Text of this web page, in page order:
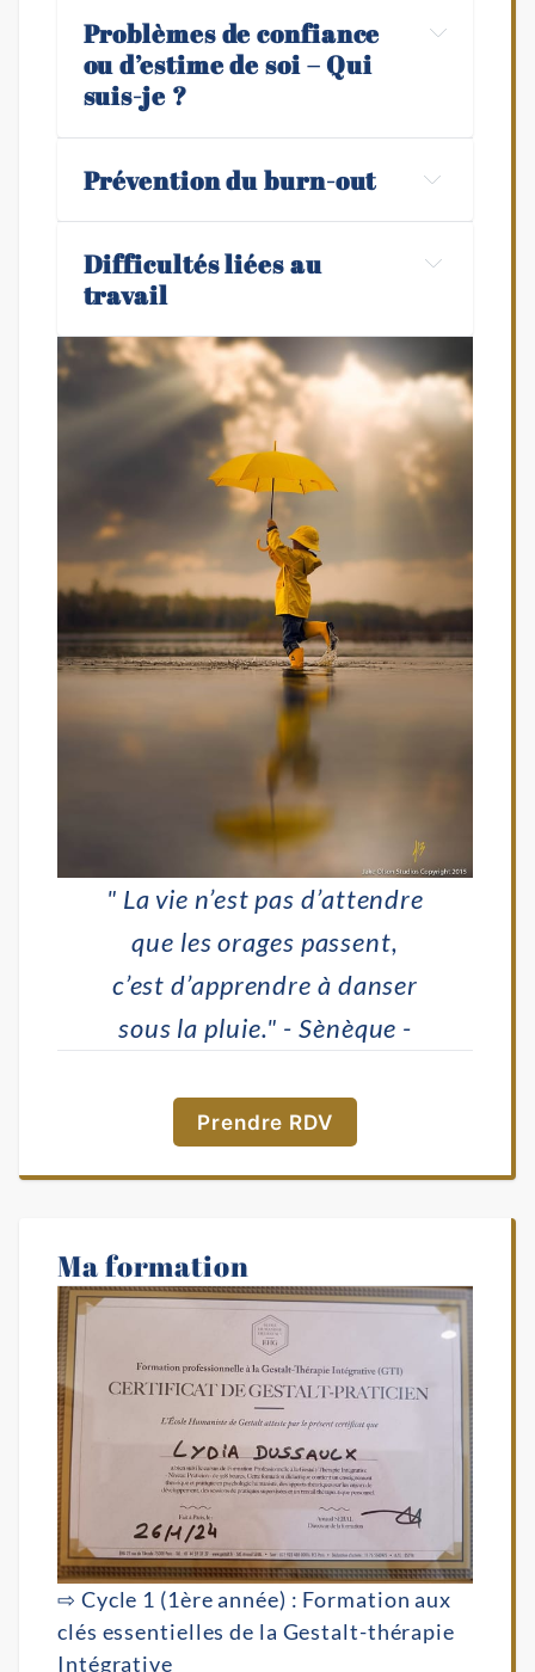
Problèmes de confiance
ou d’estime de soi – Qui
suis-je ?
manque de confiance
Prévention du burn-out
épuisement
physique et émotionnel profond
Difficultés liées au
travail
" La vie n’est pas d’attendre
que les orages passent,
c’est d’apprendre à danser
sous la pluie." - Sènèque -
Prendre RDV
Ma formation
⇨ Cycle 1 (1ère année) : Formation aux
clés essentielles de la Gestalt-thérapie
Intégrative